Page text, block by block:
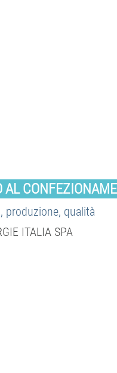
produzione, qualità
ITALIA SPA